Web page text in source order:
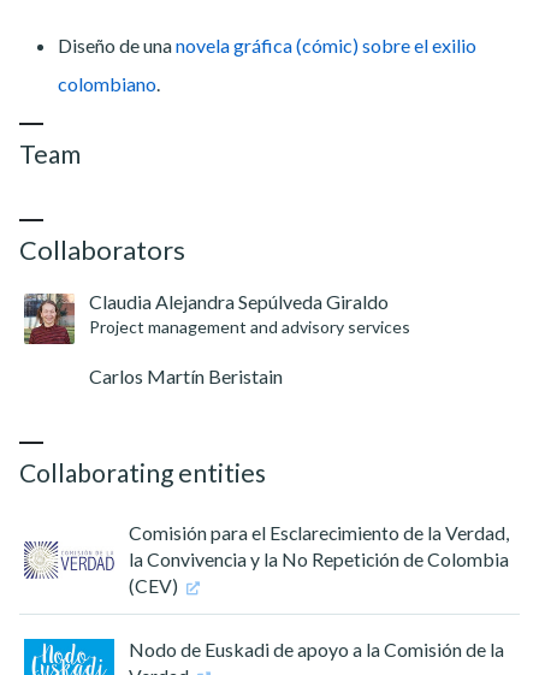
Diseño de unanovela gráfica (cómic) sobre el exilio
colombiano
Team
Collaborators
Claudia Alejandra Sepúlveda Giraldo
Project management and advisory services
Carlos Martín Beristain
Collaborating entities
Comisión para el Esclarecimiento de la Verdad,
la Convivencia y la No Repetición de Colombia
(CEV)
Nodo de Euskadi de apoyo a la Comisión de la